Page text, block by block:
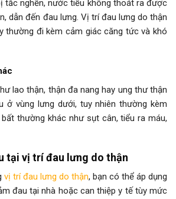
tắc nghẽn, nước tiểu không thoát ra được
dẫn đến đau lưng. Vị trí đau lưng do thận
thường đi kèm cảm giác căng tức và khó
lao thận, thận đa nang hay ung thư thận
ở vùng lưng dưới, tuy nhiên thường kèm
thường khác như sụt cân, tiểu ra máu,
tại vị trí đau lưng do thận
vị trí đau lưng do thận, bạn có thể áp dụng
đau tại nhà hoặc can thiệp y tế tùy mức